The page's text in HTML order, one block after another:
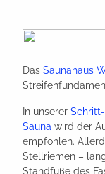
Das Saunahaus
In unserer
Sauna wird der
empfohlen.
Stellriemen –
Standfüße des